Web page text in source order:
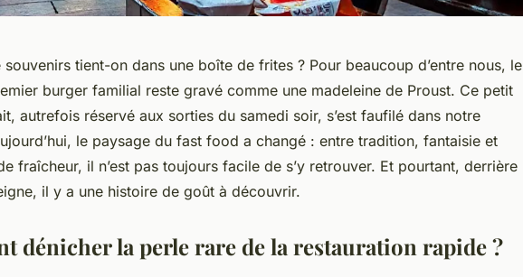
souvenirs tient-on dans une boîte de frites ? Pour beaucoup d’entre nous, le
burger familial reste gravé comme une madeleine de Proust. Ce petit
autrefois réservé aux sorties du samedi soir, s’est faufilé dans notre
le paysage du fast food a changé : entre tradition, fantaisie et
fraîcheur, il n’est pas toujours facile de s’y retrouver. Et pourtant, derrière
il y a une histoire de goût à découvrir.
dénicher la perle rare de la restauration rapide ?